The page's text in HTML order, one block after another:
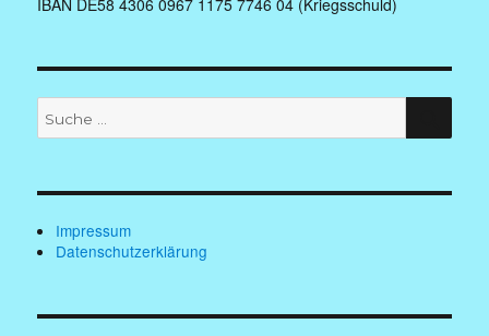
nach:
Impressum
Datenschutzerklärung